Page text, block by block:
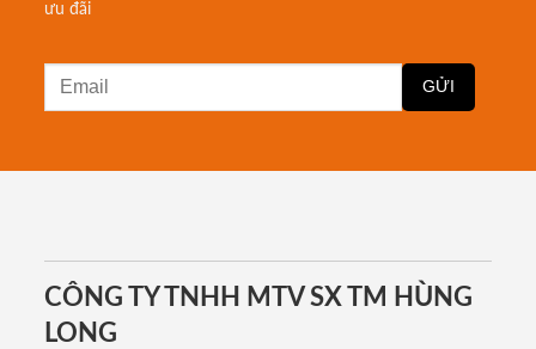
ưu đãi
CÔNG TY TNHH MTV SX TM HÙNG
LONG